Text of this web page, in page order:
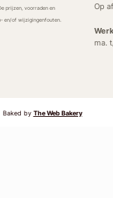
prijzen, voorraden en
en/of wijzigingenfouten.
Op
ma.
Baked by The Web Bakery